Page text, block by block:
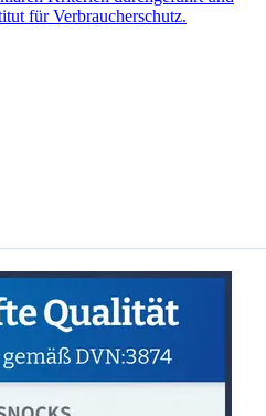
für Verbraucherschutz.